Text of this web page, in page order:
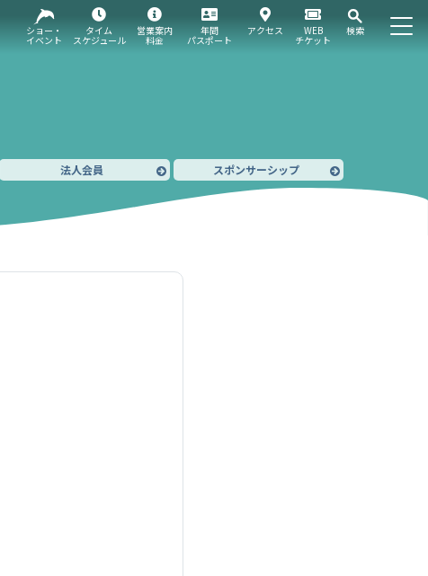
WEB
チケット
検索
ショー・
イベント
タイム
スケジュール
営業案内
料金
年間
パスポート
アクセス
法人会員 スポンサーシップ